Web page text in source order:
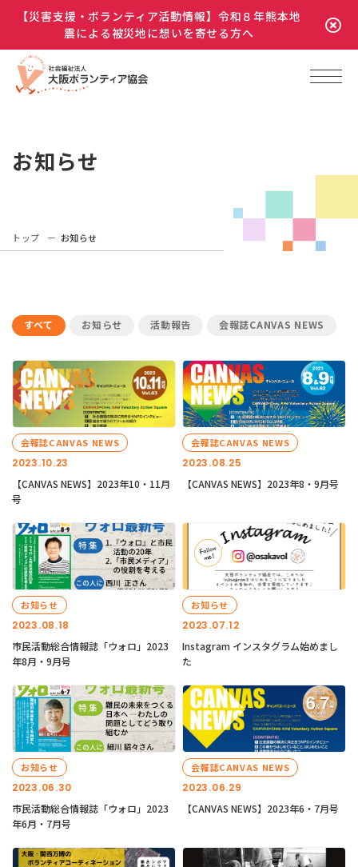
【災害支援・ボランティア活動情報】令和８年熊本地
震による被災地に想いを寄せる方へ
お知らせ
トップ お知らせ
すべて お知らせ 活動報告 会報誌CANVAS NEWS
2023.10.23
会報誌CANVAS NEWS
【CANVAS NEWS】2023年10・11月
号
2023.08.25
会報誌CANVAS NEWS
【CANVAS NEWS】2023年8・9月号
2023.08.18
お知らせ
市民活動総合情報誌「ウォロ」2023
年8月・9月号
2023.07.12
お知らせ
Instagram インスタグラム始めまし
た
2023.06.30
お知らせ
市民活動総合情報誌「ウォロ」2023
年6月・7月号
2023.06.29
会報誌CANVAS NEWS
【CANVAS NEWS】2023年6・7月号